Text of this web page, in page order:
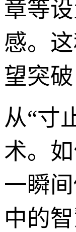
章等
感。
望突
从“寸
术。
一瞬
中的